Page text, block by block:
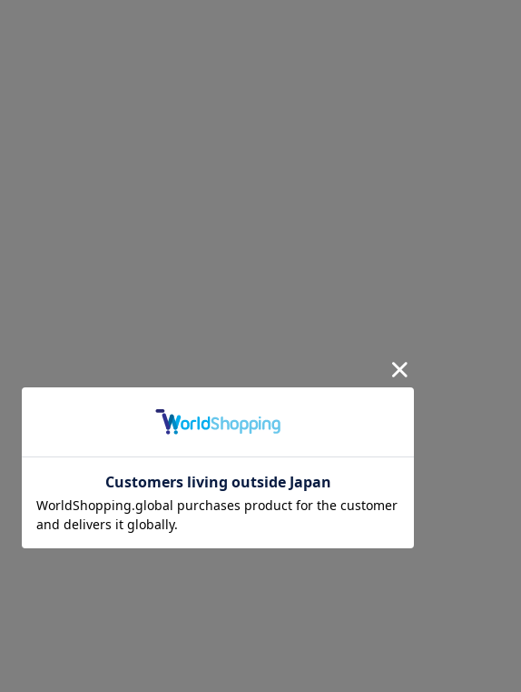
お気に入り商品を確認する